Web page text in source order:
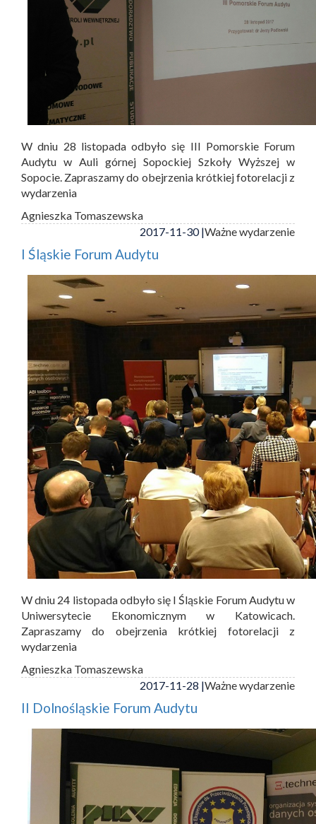
W dniu 28 listopada odbyło się III Pomorskie Forum
Audytu w Auli górnej Sopockiej Szkoły Wyższej w
Sopocie. Zapraszamy do obejrzenia krótkiej fotorelacji z
wydarzenia
Agnieszka Tomaszewska
2017-11-30 |Ważne wydarzenie
I Śląskie Forum Audytu
W dniu 24 listopada odbyło się I Śląskie Forum Audytu w
Uniwersytecie Ekonomicznym w Katowicach.
Zapraszamy do obejrzenia krótkiej fotorelacji z
wydarzenia
Agnieszka Tomaszewska
2017-11-28 |Ważne wydarzenie
II Dolnośląskie Forum Audytu